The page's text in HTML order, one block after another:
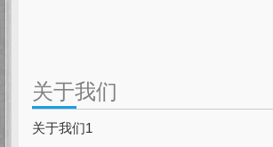
关于我们
关于我们1